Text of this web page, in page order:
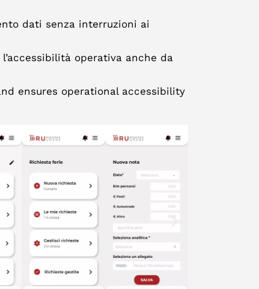
dati senza interruzioni ai
operativa anche da
ensures operational accessibility